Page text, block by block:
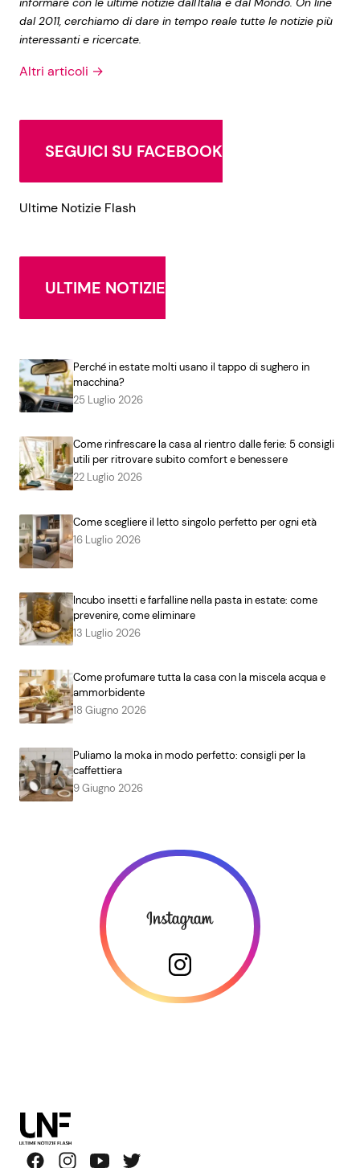
dal 2011, cerchiamo di dare in tempo reale tutte le notizie più
interessanti e ricercate.
Altri articoli →
SEGUICI SU FACEBOOK
Ultime Notizie Flash
ULTIME NOTIZIE
Perché in estate molti usano il tappo di sughero in
macchina?
25 Luglio 2026
Come rinfrescare la casa al rientro dalle ferie: 5 consigli
utili per ritrovare subito comfort e benessere
22 Luglio 2026
Come scegliere il letto singolo perfetto per ogni età
16 Luglio 2026
Incubo insetti e farfalline nella pasta in estate: come
prevenire, come eliminare
13 Luglio 2026
Come profumare tutta la casa con la miscela acqua e
ammorbidente
18 Giugno 2026
Puliamo la moka in modo perfetto: consigli per la
caffettiera
9 Giugno 2026